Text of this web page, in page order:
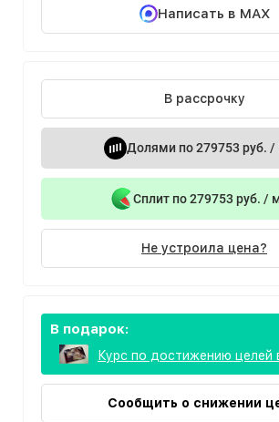
Написать в MAX
В рассрочку
Долями по 279753 руб. /
Сплит по 279753 руб. /
Не устроила цена?
В подарок:
Курс по достижению целей
Сообщить о снижении